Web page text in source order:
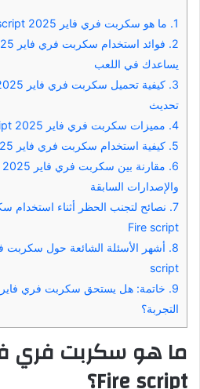
1. ما هو سكربت فري فاير 2025 Free Fire script؟
2.
يساعدك في اللعب
3.
تحديث
4. مميزات سكربت فري فاير 2025 Free Fire script الجديد
5. كيفية استخدام سكربت فري فاير 2025 Free Fire script بأمان
6.
والإصدارات السابقة
7.
Fire script
8.
script
9.
التجربة؟